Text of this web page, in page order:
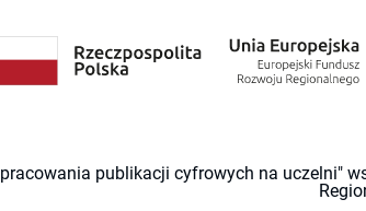
publikacji cyfrowych na uczelni"